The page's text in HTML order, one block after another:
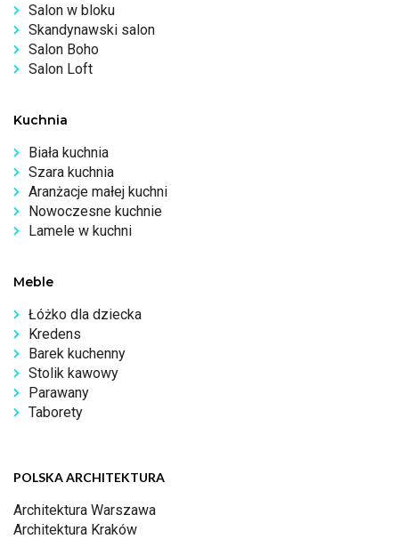
Salon w bloku
Skandynawski salon
Salon Boho
Salon Loft
Kuchnia
Biała kuchnia
Szara kuchnia
Aranżacje małej kuchni
Nowoczesne kuchnie
Lamele w kuchni
Meble
Łóżko dla dziecka
Kredens
Barek kuchenny
Stolik kawowy
Parawany
Taborety
POLSKA ARCHITEKTURA
Architektura Warszawa
Architektura Kraków